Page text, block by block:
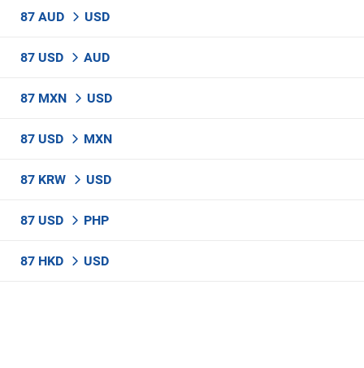
87 AUD USD
87 USD AUD
87 MXN USD
87 USD MXN
87 KRW USD
87 USD PHP
87 HKD USD